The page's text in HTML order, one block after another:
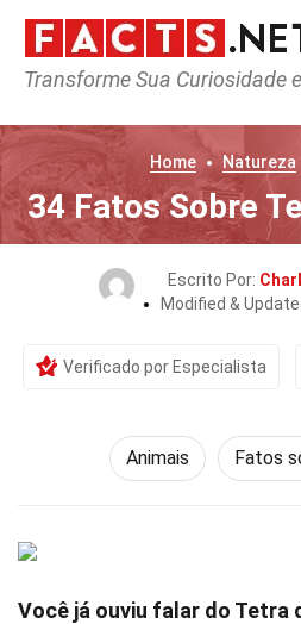
Transforme Sua Curiosidade
Home Natureza
34 Fatos Sobre
Escrito Por:
Modified &
Verificado por Especialista
Animais Fatos
Você já ouviu falar do Tetra